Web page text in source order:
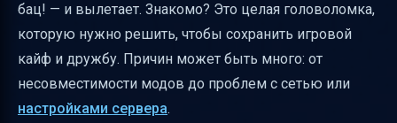
бац! — и вылетает. Знакомо? Это целая головоломка,
которую нужно решить, чтобы сохранить игровой
кайф и дружбу. Причин может быть много: от
несовместимости модов до проблем с сетью или
настройками сервера.